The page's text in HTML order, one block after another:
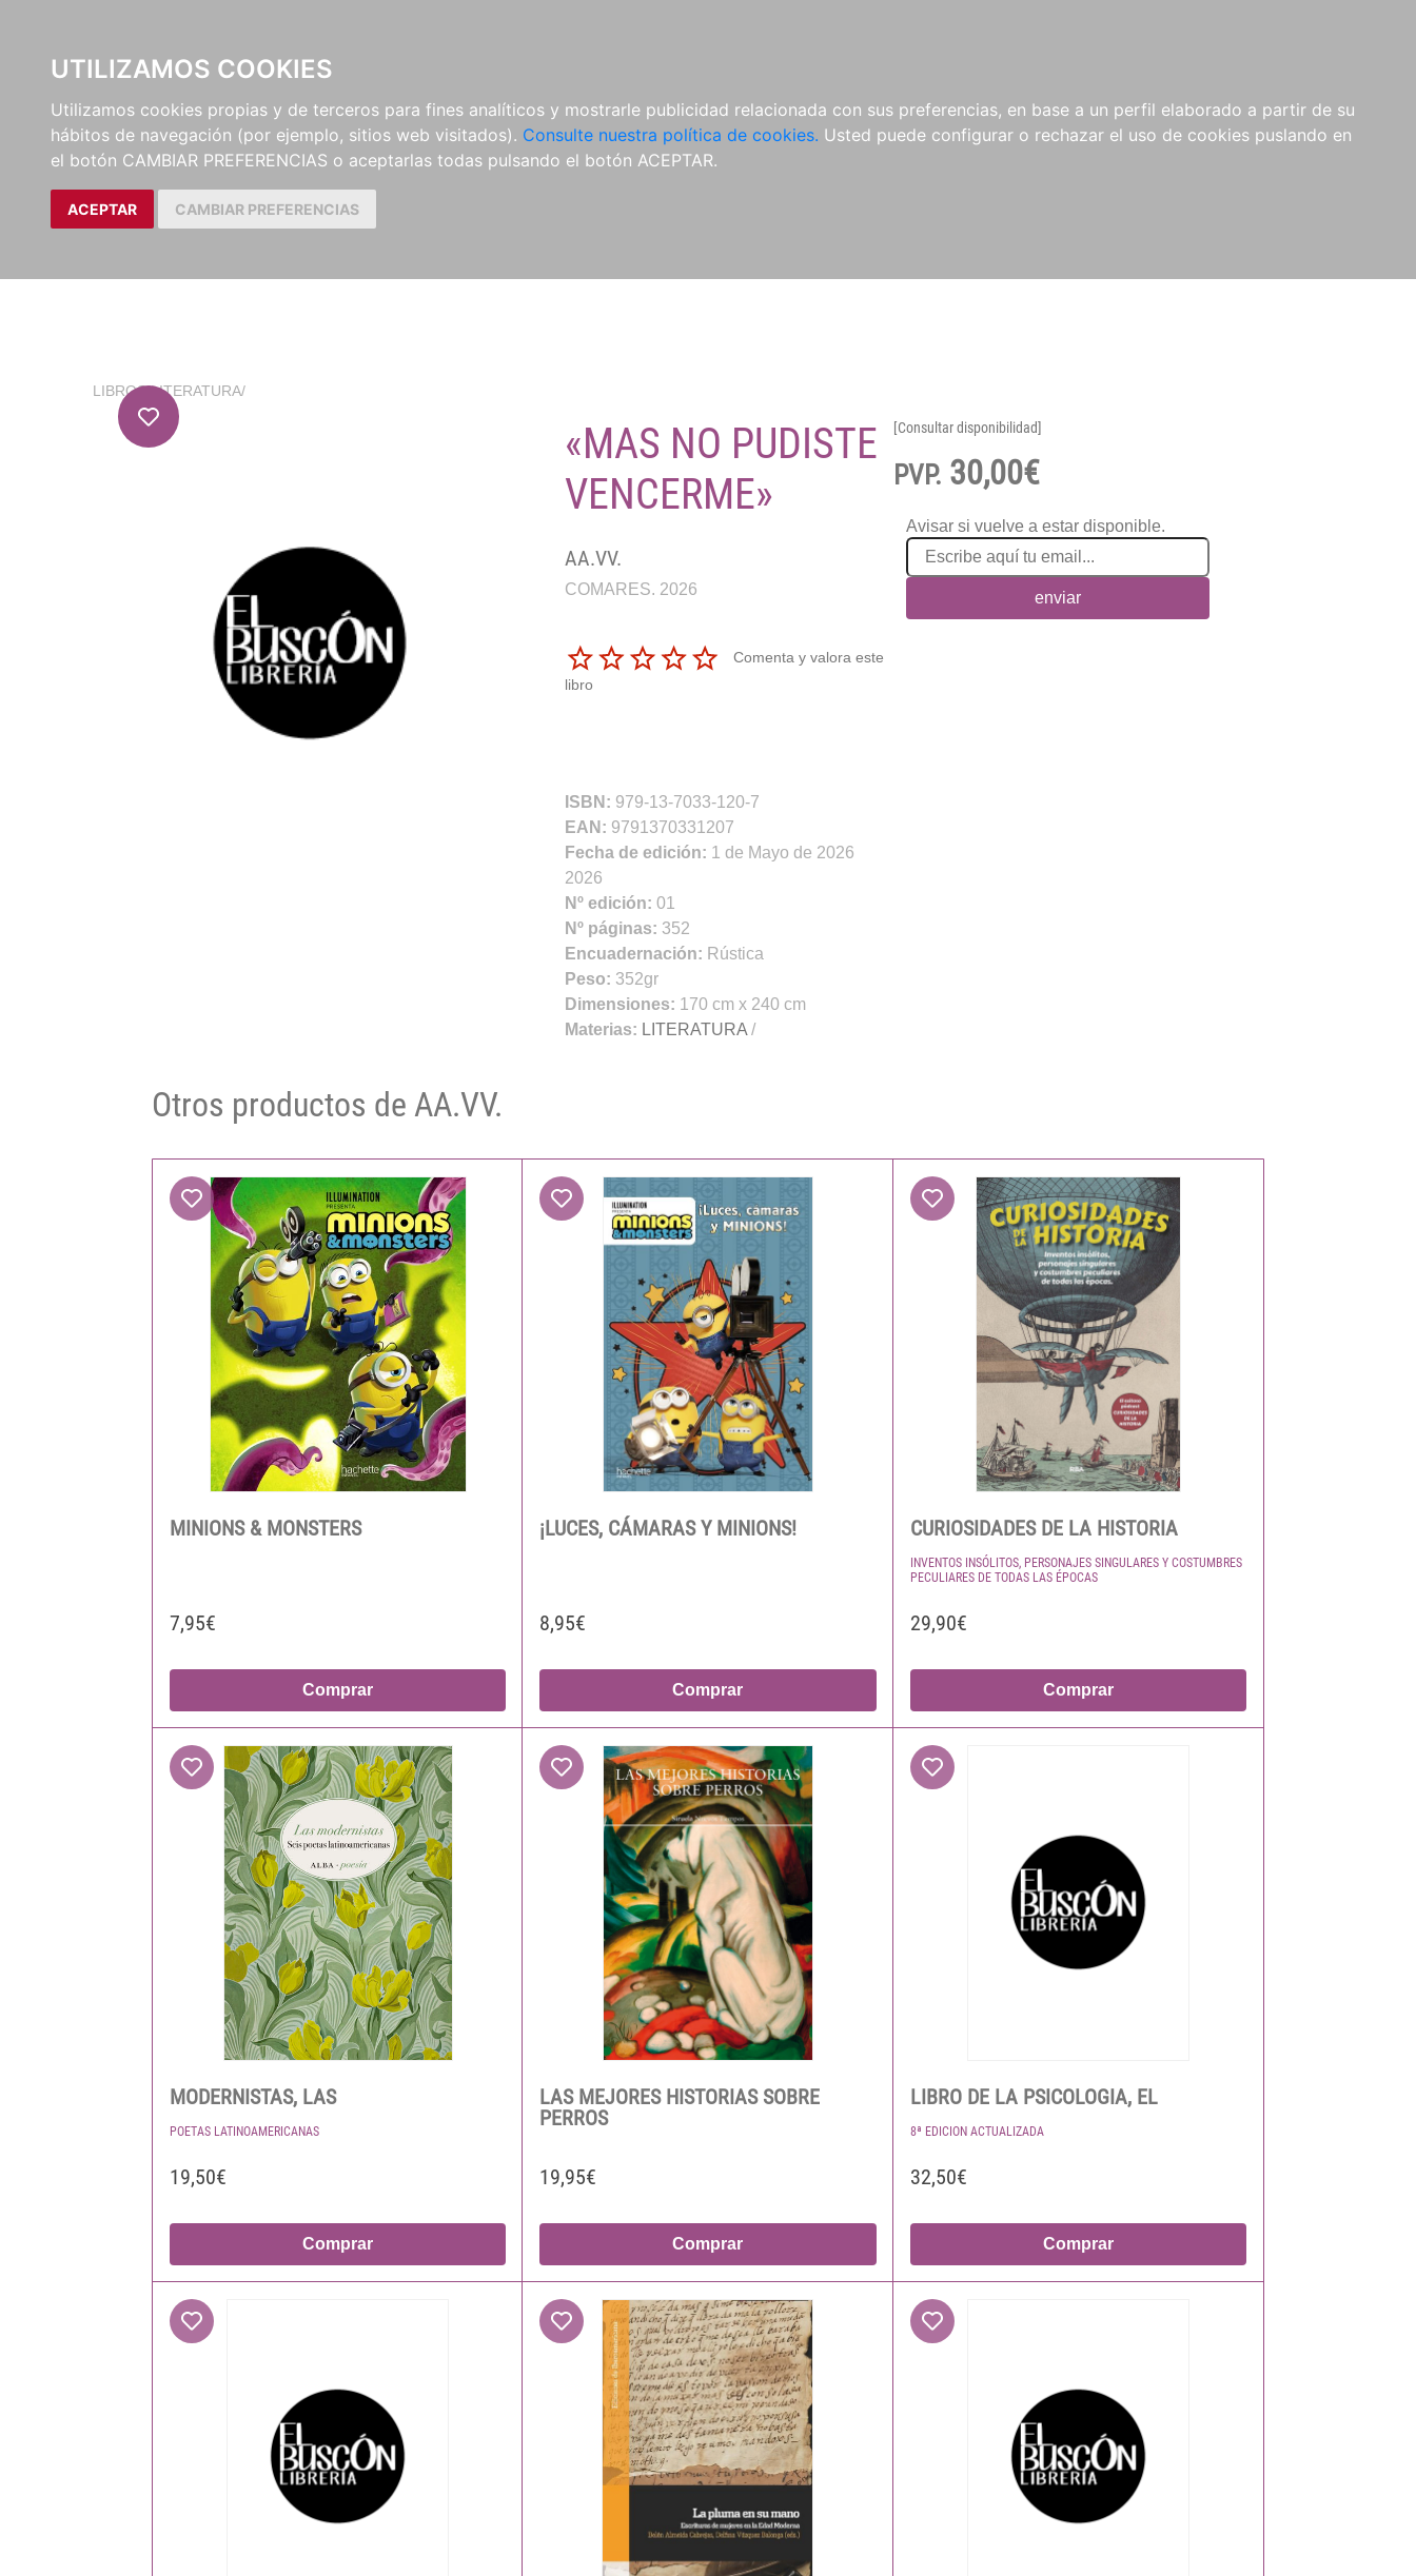
UTILIZAMOS COOKIES
Utilizamos cookies propias y de terceros para fines analíticos y mostrarle publicidad relacionada con sus preferencias, en base a un perfil elaborado a partir de su
hábitos de navegación (por ejemplo, sitios web visitados). Consulte nuestra política de cookies. Usted puede configurar o rechazar el uso de cookies puslando en
el botón CAMBIAR PREFERENCIAS o aceptarlas todas pulsando el botón ACEPTAR.
ACEPTAR CAMBIAR PREFERENCIAS
LIBROS/LITERATURA/
«MAS NO PUDISTE
VENCERME»
AA.VV.
COMARES. 2026
Comenta y valora este
libro
[Consultar disponibilidad]
PVP. 30,00€
Avisar si vuelve a estar disponible.
enviar
ISBN: 979-13-7033-120-7
EAN: 9791370331207
Fecha de edición: 1 de Mayo de 2026
2026
Nº edición: 01
Nº páginas: 352
Encuadernación: Rústica
Peso: 352gr
Dimensiones: 170 cm x 240 cm
Materias: LITERATURA/
Otros productos de AA.VV.
MINIONS & MONSTERS
7,95€
Comprar
¡LUCES, CÁMARAS Y MINIONS!
8,95€
Comprar
CURIOSIDADES DE LA HISTORIA
INVENTOS INSÓLITOS, PERSONAJES SINGULARES Y COSTUMBRES
PECULIARES DE TODAS LAS ÉPOCAS
29,90€
Comprar
MODERNISTAS, LAS
POETAS LATINOAMERICANAS
19,50€
Comprar
LAS MEJORES HISTORIAS SOBRE
PERROS
19,95€
Comprar
LIBRO DE LA PSICOLOGIA, EL
8ª EDICION ACTUALIZADA
32,50€
Comprar